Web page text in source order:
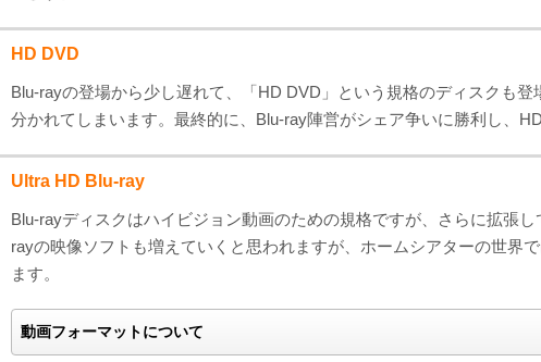
HD DVD
Blu-rayの登場から少し遅れて、「HD DVD」という規格のディスクも
分かれてしまいます。最終的に、Blu-ray陣営がシェア争いに勝利し、
Ultra HD Blu-ray
Blu-rayディスクはハイビジョン動画のための規格ですが、さらに拡張
rayの映像ソフトも増えていくと思われますが、ホームシアターの世界
ます。
動画フォーマットについて